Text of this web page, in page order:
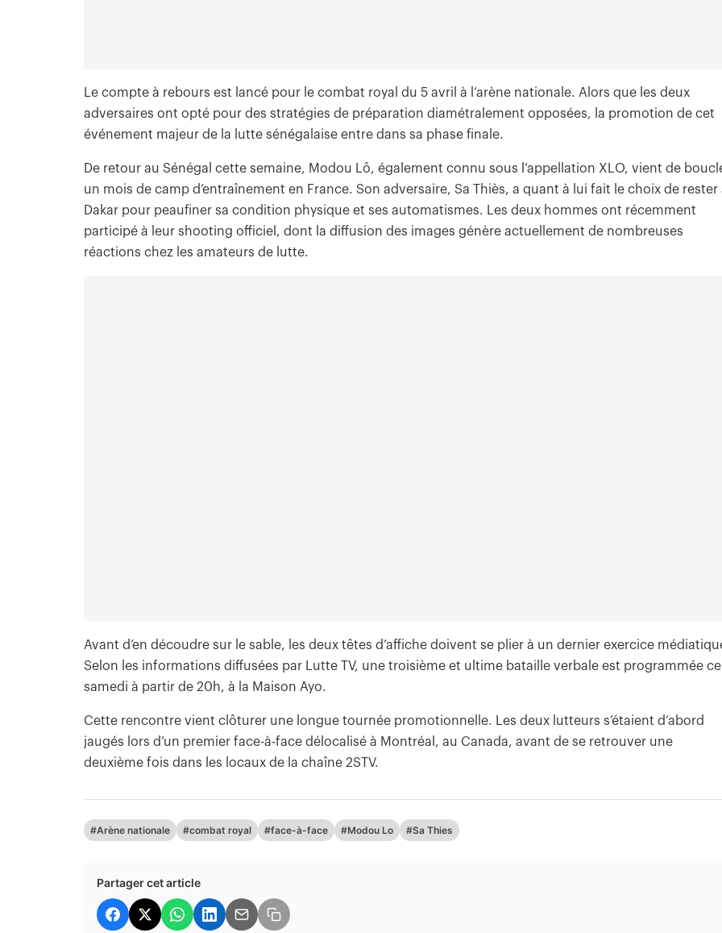
Le compte à rebours est lancé pour le combat royal du 5 avril à l’arène nationale. Alors que les deux
adversaires ont opté pour des stratégies de préparation diamétralement opposées, la promotion de cet
événement majeur de la lutte sénégalaise entre dans sa phase finale.
De retour au Sénégal cette semaine, Modou Lô, également connu sous l’appellation XLO, vient de
un mois de camp d’entraînement en France. Son adversaire, Sa Thiès, a quant à lui fait le choix de rester
Dakar pour peaufiner sa condition physique et ses automatismes. Les deux hommes ont récemment
participé à leur shooting officiel, dont la diffusion des images génère actuellement de nombreuses
réactions chez les amateurs de lutte.
Avant d’en découdre sur le sable, les deux têtes d’affiche doivent se plier à un dernier exercice
Selon les informations diffusées par Lutte TV, une troisième et ultime bataille verbale est programmée ce
samedi à partir de 20h, à la Maison Ayo.
Cette rencontre vient clôturer une longue tournée promotionnelle. Les deux lutteurs s’étaient d’abord
jaugés lors d’un premier face-à-face délocalisé à Montréal, au Canada, avant de se retrouver une
deuxième fois dans les locaux de la chaîne 2STV.
#Arène nationale #combat royal #face-à-face #Modou Lo #Sa Thies
Partager cet article